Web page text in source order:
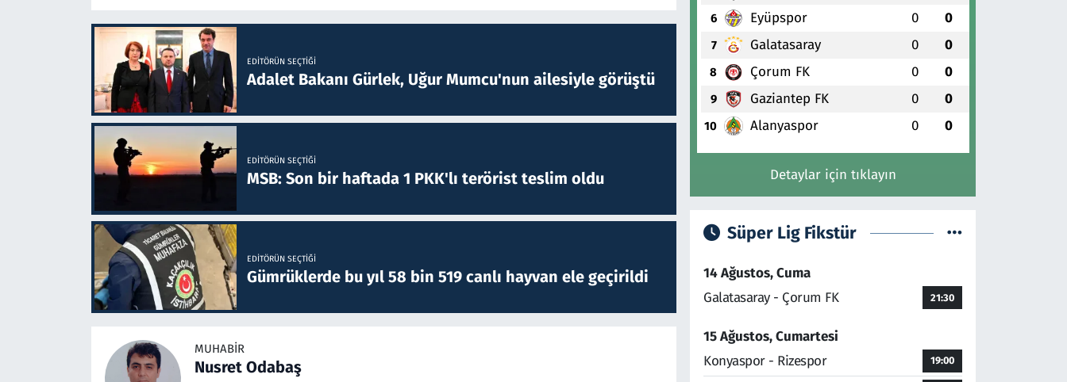
EDITÖRÜN SEÇTIĞI
Adalet Bakanı Gürlek, Uğur Mumcu'nun ailesiyle görüştü
EDITÖRÜN SEÇTIĞI
MSB: Son bir haftada 1 PKK'lı terörist teslim oldu
EDITÖRÜN SEÇTIĞI
Gümrüklerde bu yıl 58 bin 519 canlı hayvan ele geçirildi
MUHABIR
Nusret Odabaş
6 Eyüpspor 0 0
7 Galatasaray 0 0
8 Çorum FK 0 0
9 Gaziantep FK 0 0
10 Alanyaspor 0 0
Detaylar için tıklayın
Süper Lig Fikstür
14 Ağustos, Cuma
Galatasaray - Çorum FK
21:30
15 Ağustos, Cumartesi
Konyaspor - Rizespor
19:00